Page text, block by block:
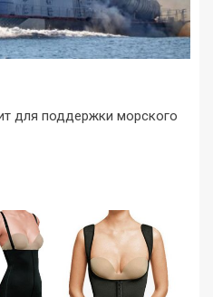
для поддержки морского